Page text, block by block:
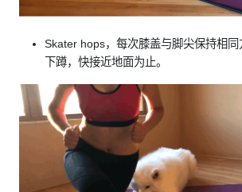
Skater hops，每次膝盖与脚尖保持相
下蹲，快接近地面为止。